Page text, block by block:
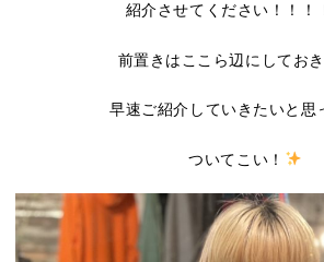
紹介させてください！！！
前置きはここら辺にしてお
早速ご紹介していきたいと思
ついてこい！